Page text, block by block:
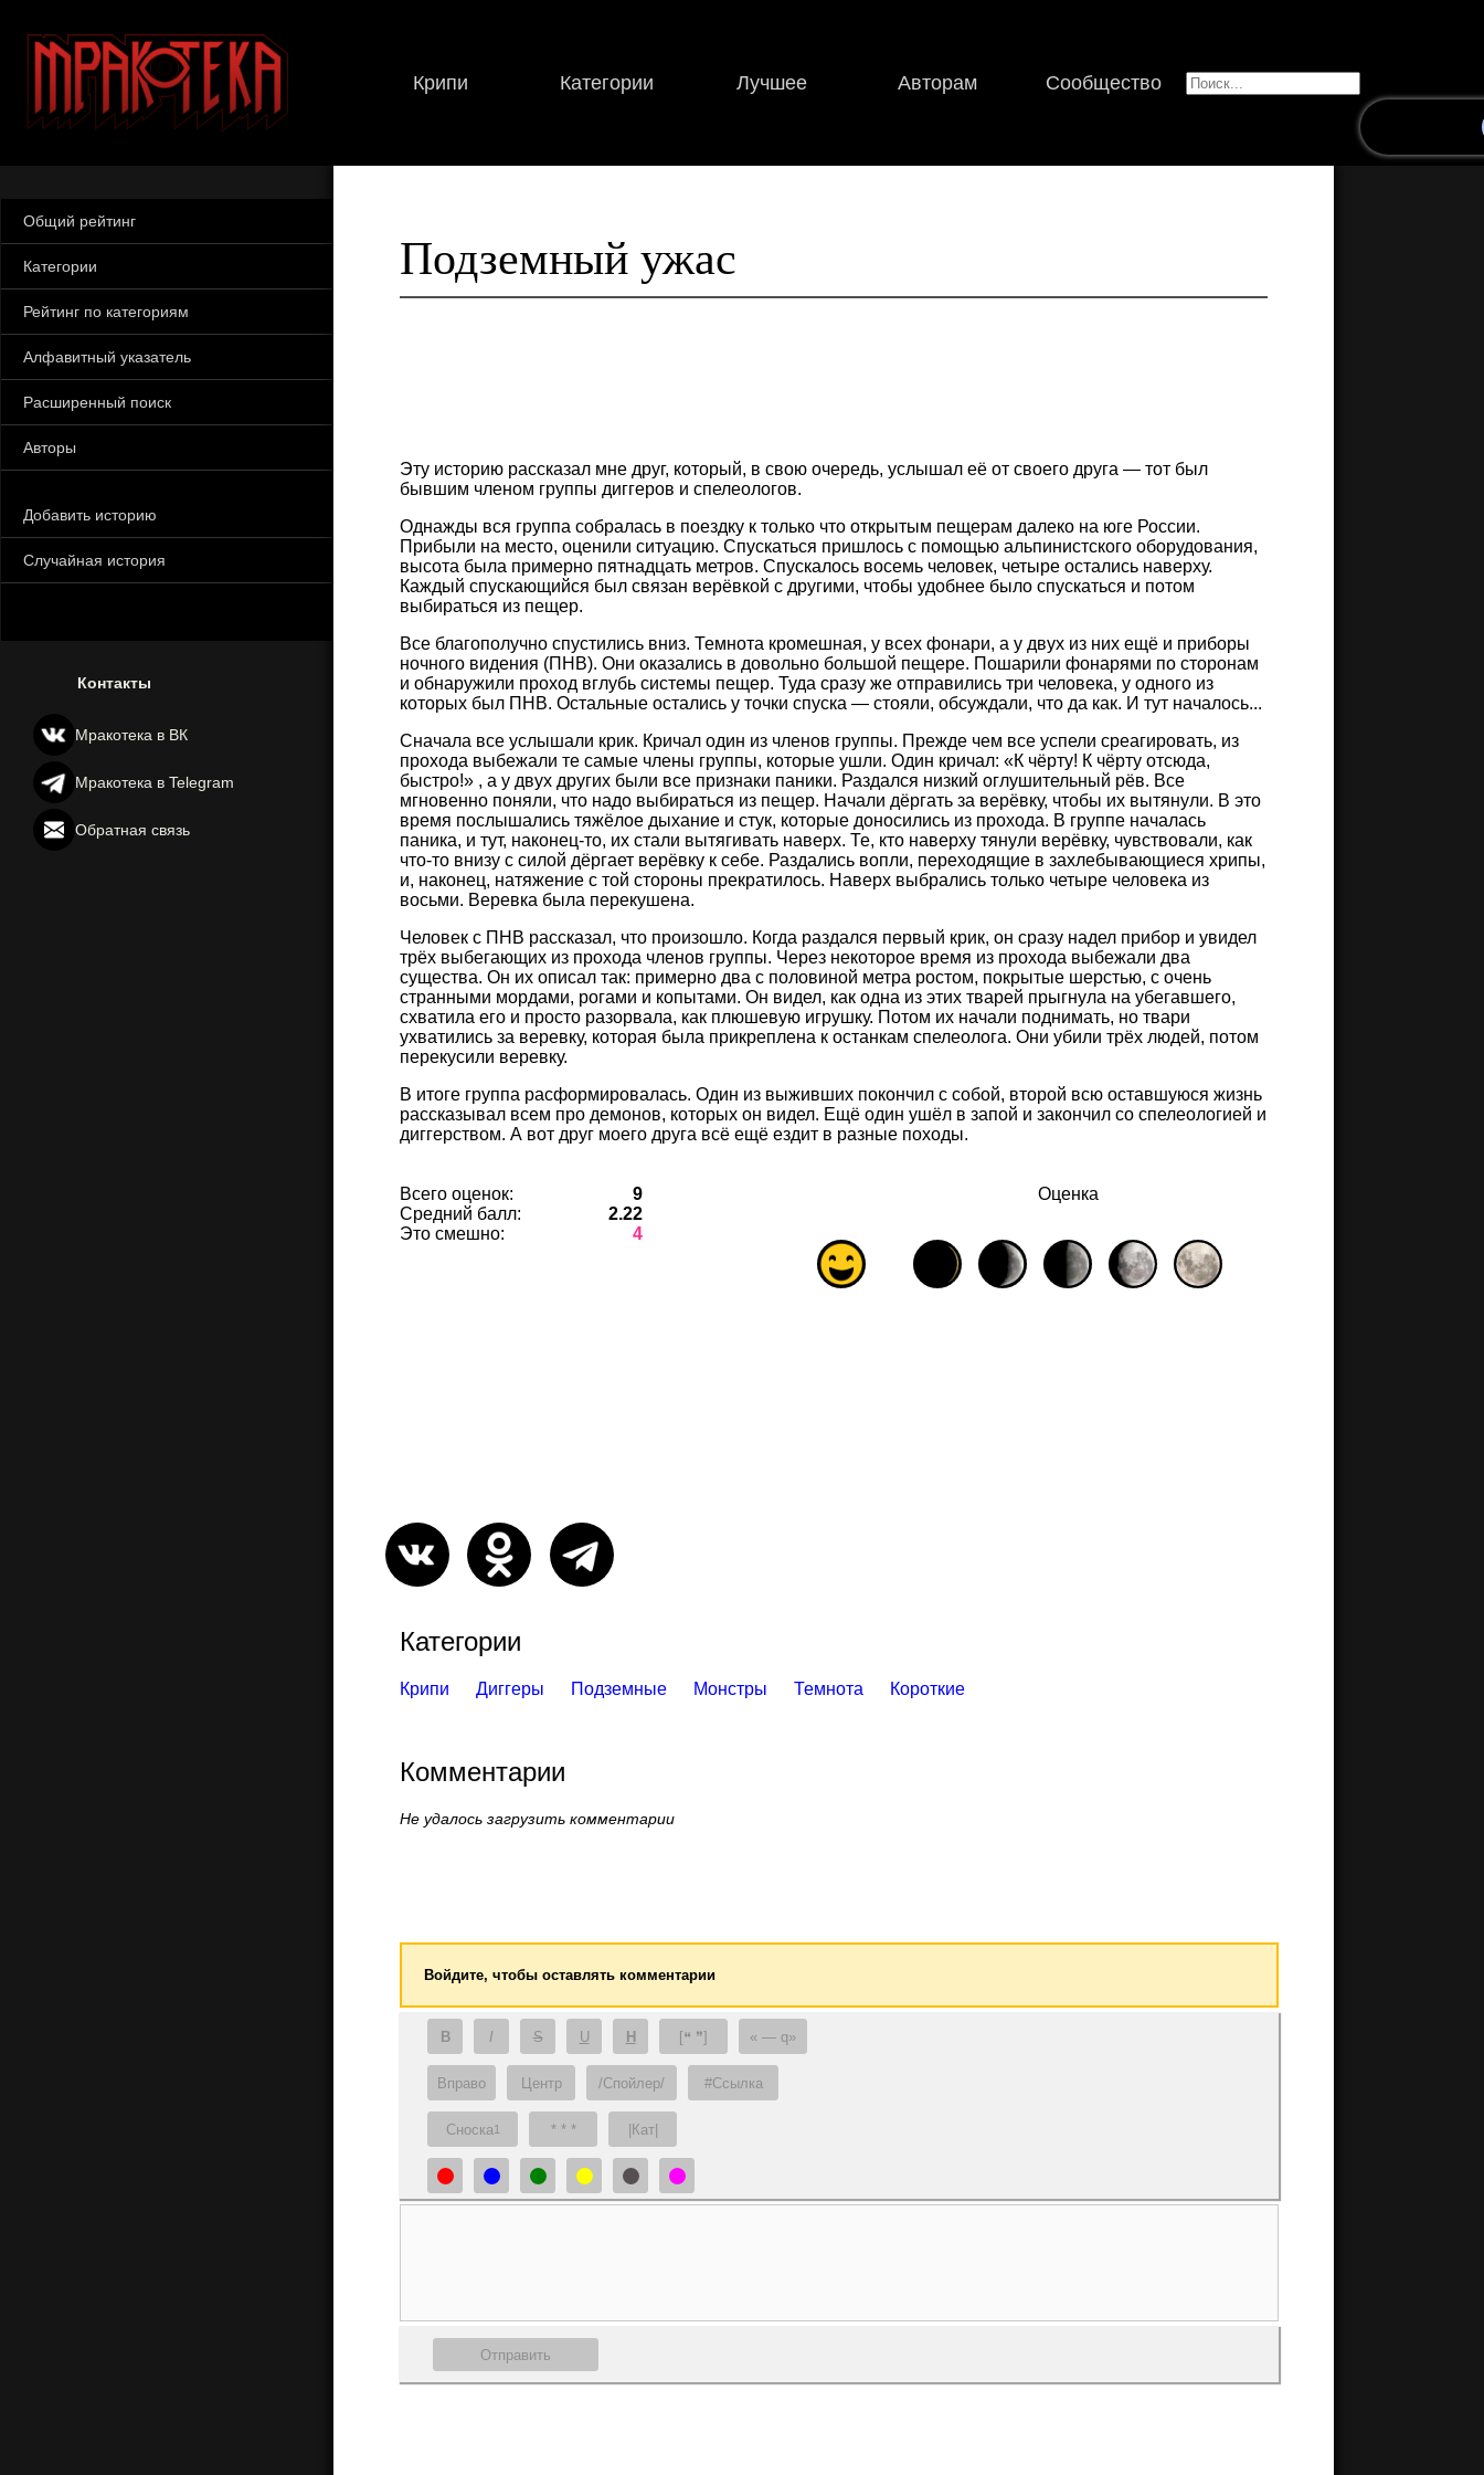
Крипи Категории Лучшее Авторам Сообщество
Общий рейтинг
Категории
Рейтинг по категориям
Алфавитный указатель
Расширенный поиск
Авторы
Добавить историю
Случайная история
Контакты
Мракотека в ВК
Мракотека в Telegram
Обратная связь
Подземный ужас
Эту историю рассказал мне друг, который, в свою очередь, услышал её от своего друга — тот был
бывшим членом группы диггеров и спелеологов.
Однажды вся группа собралась в поездку к только что открытым пещерам далеко на юге России.
Прибыли на место, оценили ситуацию. Спускаться пришлось с помощью альпинистского оборудования,
высота была примерно пятнадцать метров. Спускалось восемь человек, четыре остались наверху.
Каждый спускающийся был связан верёвкой с другими, чтобы удобнее было спускаться и потом
выбираться из пещер.
Все благополучно спустились вниз. Темнота кромешная, у всех фонари, а у двух из них ещё и приборы
ночного видения (ПНВ). Они оказались в довольно большой пещере. Пошарили фонарями по сторонам
и обнаружили проход вглубь системы пещер. Туда сразу же отправились три человека, у одного из
которых был ПНВ. Остальные остались у точки спуска — стояли, обсуждали, что да как. И тут началось...
Сначала все услышали крик. Кричал один из членов группы. Прежде чем все успели среагировать, из
прохода выбежали те самые члены группы, которые ушли. Один кричал: «К чёрту! К чёрту отсюда,
быстро!» , а у двух других были все признаки паники. Раздался низкий оглушительный рёв. Все
мгновенно поняли, что надо выбираться из пещер. Начали дёргать за верёвку, чтобы их вытянули. В это
время послышались тяжёлое дыхание и стук, которые доносились из прохода. В группе началась
паника, и тут, наконец-то, их стали вытягивать наверх. Те, кто наверху тянули верёвку, чувствовали, как
что-то внизу с силой дёргает верёвку к себе. Раздались вопли, переходящие в захлебывающиеся хрипы,
и, наконец, натяжение с той стороны прекратилось. Наверх выбрались только четыре человека из
восьми. Веревка была перекушена.
Человек с ПНВ рассказал, что произошло. Когда раздался первый крик, он сразу надел прибор и увидел
трёх выбегающих из прохода членов группы. Через некоторое время из прохода выбежали два
существа. Он их описал так: примерно два с половиной метра ростом, покрытые шерстью, с очень
странными мордами, рогами и копытами. Он видел, как одна из этих тварей прыгнула на убегавшего,
схватила его и просто разорвала, как плюшевую игрушку. Потом их начали поднимать, но твари
ухватились за веревку, которая была прикреплена к останкам спелеолога. Они убили трёх людей, потом
перекусили веревку.
В итоге группа расформировалась. Один из выживших покончил с собой, второй всю оставшуюся жизнь
рассказывал всем про демонов, которых он видел. Ещё один ушёл в запой и закончил со спелеологией и
диггерством. А вот друг моего друга всё ещё ездит в разные походы.
Всего оценок:
9
Средний балл:
2.22
Это смешно:
4
Оценка
Категории
Крипи Диггеры Подземные Монстры Темнота Короткие
Комментарии
Не удалось загрузить комментарии
Войдите, чтобы оставлять комментарии
B I S U H [❝ ❞] — q
Вправо Центр /Спойлер/ #Ссылка
Сноска1 * * * |Кат|